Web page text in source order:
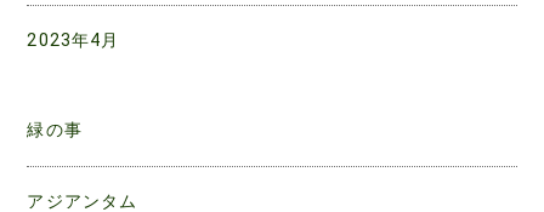
2023年4月
緑の事
アジアンタム